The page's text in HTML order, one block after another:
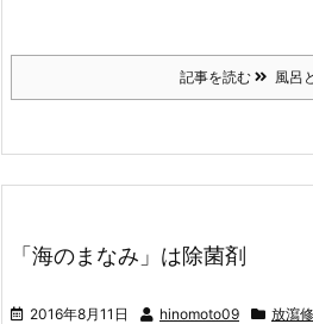
記事を読む 風呂
「海のまなみ」は除菌剤
2016年8月11日 hinomoto09 放瀉